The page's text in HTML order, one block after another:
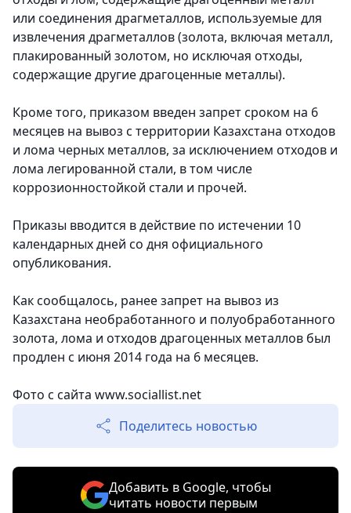
или соединения драгметаллов, используемые для
извлечения драгметаллов (золота, включая металл,
плакированный золотом, но исключая отходы,
содержащие другие драгоценные металлы).
Кроме того, приказом введен запрет сроком на 6
месяцев на вывоз с территории Казахстана отходов
и лома черных металлов, за исключением отходов и
лома легированной стали, в том числе
коррозионностойкой стали и прочей.
Приказы вводится в действие по истечении 10
календарных дней со дня официального
опубликования.
Как сообщалось, ранее запрет на вывоз из
Казахстана необработанного и полуобработанного
золота, лома и отходов драгоценных металлов был
продлен с июня 2014 года на 6 месяцев.
Фото с сайта www.sociallist.net
Поделитесь новостью
Добавить в Google, чтобы
читать новости первым